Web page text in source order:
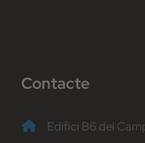
Contacte
Edifici B6 del